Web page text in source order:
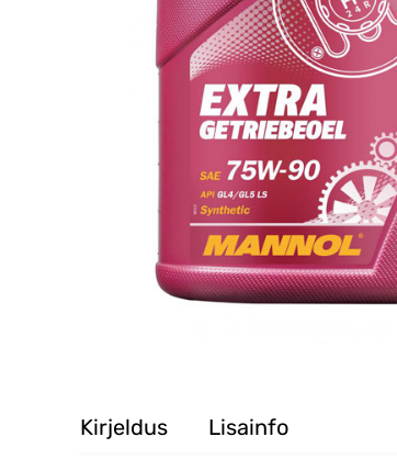
Kirjeldus Lisainfo